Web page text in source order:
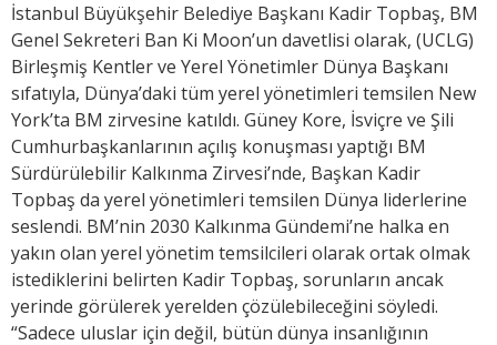
İstanbul Büyükşehir Belediye Başkanı Kadir Topbaş, BM
Genel Sekreteri Ban Ki Moon’un davetlisi olarak, (UCLG)
Birleşmiş Kentler ve Yerel Yönetimler Dünya Başkanı
sıfatıyla, Dünya’daki tüm yerel yönetimleri temsilen New
York’ta BM zirvesine katıldı. Güney Kore, İsviçre ve Şili
Cumhurbaşkanlarının açılış konuşması yaptığı BM
Sürdürülebilir Kalkınma Zirvesi’nde, Başkan Kadir
Topbaş da yerel yönetimleri temsilen Dünya liderlerine
seslendi. BM’nin 2030 Kalkınma Gündemi’ne halka en
yakın olan yerel yönetim temsilcileri olarak ortak olmak
istediklerini belirten Kadir Topbaş, sorunların ancak
yerinde görülerek yerelden çözülebileceğini söyledi.
“Sadece uluslar için değil, bütün dünya insanlığının